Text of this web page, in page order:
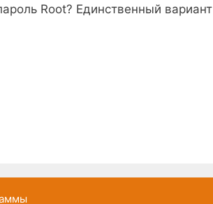
Root? Единственный вариант